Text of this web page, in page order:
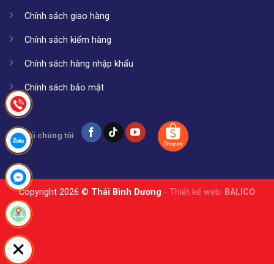
Chính sách giao hàng
Chính sách kiểm hàng
Chính sách hàng nhập khẩu
Chính sách bảo mật
Kết nối chúng tôi
Copyright 2026 © Thái Bình Dương - Thiết kế web: BALICO